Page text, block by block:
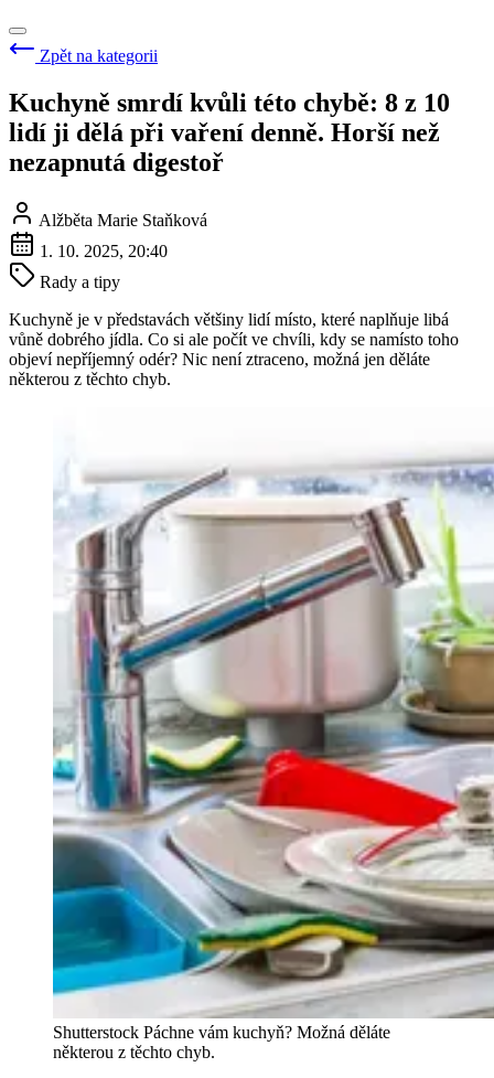
Zpět na kategorii
Kuchyně smrdí kvůli této chybě: 8 z 10
lidí ji dělá při vaření denně. Horší než
nezapnutá digestoř
Alžběta Marie Staňková
1. 10. 2025, 20:40
Rady a tipy
Kuchyně je v představách většiny lidí místo, které naplňuje libá
vůně dobrého jídla. Co si ale počít ve chvíli, kdy se namísto toho
objeví nepříjemný odér? Nic není ztraceno, možná jen děláte
některou z těchto chyb.
Shutterstock Páchne vám kuchyň? Možná děláte
některou z těchto chyb.